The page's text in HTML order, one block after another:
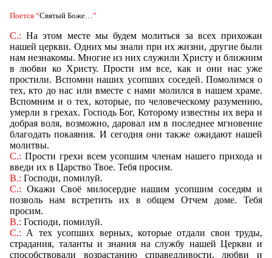
Поется “Святый Боже…”
С.: На этом месте мы будем молиться за всех прихожан
нашей церкви. Одних мы знали при их жизни, другие были
нам незнакомы. Многие из них служили Христу и ближним
в любви ко Христу. Прости им все, как и они нас уже
простили. Вспомни наших усопших соседей. Помолимся о
тех, кто до нас или вместе с нами молился в нашем храме.
Вспомним и о тех, которые, по человеческому разумению,
умерли в грехах. Господь Бог, Которому известны их вера и
добрая воля, возможно, даровал им в последнее мгновение
благодать покаяния. И сегодня они также ожидают нашей
молитвы.
С.: Прости грехи всем усопшим членам нашего прихода и
введи их в Царство Твое. Тебя просим.
В.: Господи, помилуй.
С.: Окажи Своё милосердие нашим усопшим соседям и
позволь нам встретить их в общем Отчем доме. Тебя
просим.
В.: Господи, помилуй.
С.: А тех усопших верных, которые отдали свои труды,
страдания, таланты и знания на службу нашей Церкви и
способствовали возрастанию справедливости, любви и